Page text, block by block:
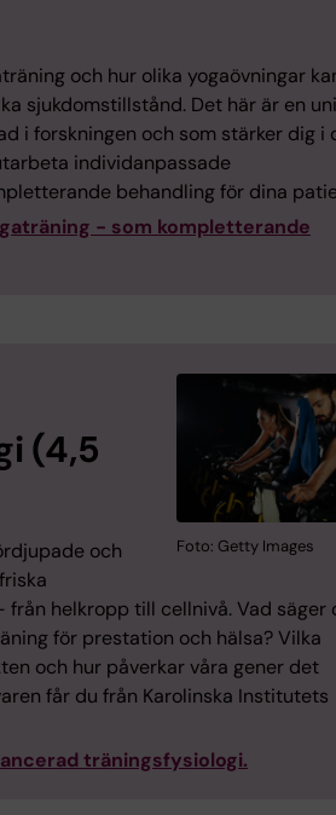
och hur olika yogaövningar
sjukdomstillstånd. Det här är en
i forskningen och som stärker dig i
individanpassade
behandling för dina
- som kompletterande
Foto: Getty Images
(4,5
och
helkropp till cellnivå. Vad säger
för prestation och hälsa? Vilka
och hur påverkar våra gener det
får du från Karolinska Institutets
träningsfysiologi.